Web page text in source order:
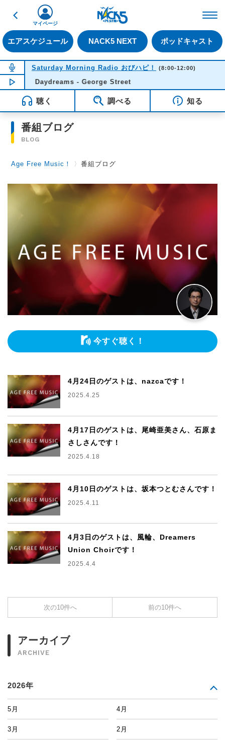
戻る
エアスケジュール NACK5 NEXT ポッドキャスト
マイページ
NOW ON AIR
Saturday Morning Radio おびハピ！ (8:00-12:00)
NOW PLAYING 11:49
Daydreams - George Street
聴く 調べる 知る
番組ブログ
BLOG
Age Free Music！ 〉番組ブログ
今すぐ聴く！
4月24日のゲストは、nazcaです！
2025.4.25
4月17日のゲストは、尾崎亜美さん、石原ま
さしさんです！
2025.4.18
4月10日のゲストは、坂本つとむさんです！
2025.4.11
4月3日のゲストは、風輪、Dreamers
Union Choirです！
2025.4.4
次の10件へ 前の10件へ
アーカイブ
ARCHIVE
2026年
5月 4月
3月 2月